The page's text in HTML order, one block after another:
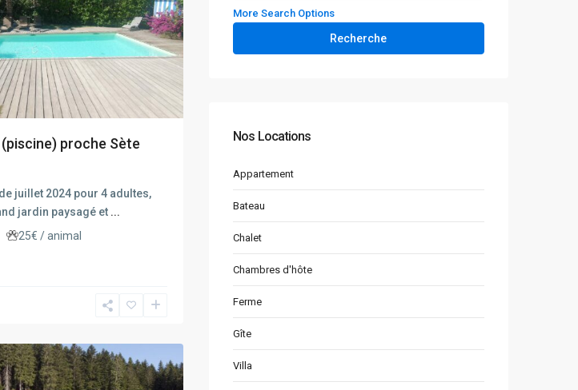
proche Sète
juillet 2024 pour 4 adultes,
jardin paysagé et ...
25€ / animal
More Search Options
Recherche
Nos Locations
Appartement
Bateau
Chalet
Chambres d'hôte
Ferme
Gîte
Villa